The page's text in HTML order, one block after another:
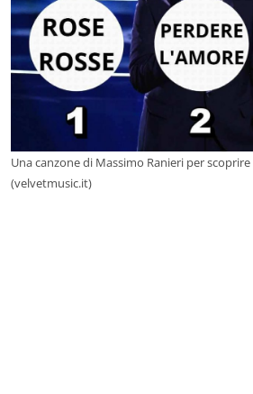
Una canzone di Massimo Ranieri per
(velvetmusic.it)